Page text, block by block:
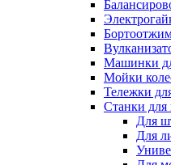
Машинки
Мойки
Тележки
Станки для
Для
Для